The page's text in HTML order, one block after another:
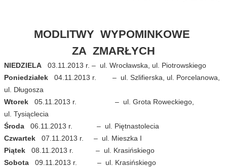
MODLITWY WYPOMINKOWE
ZA ZMARŁYCH
NIEDZIELA 03.11.2013 r. – ul. Wrocławska, ul. Piotrowskiego
Poniedziałek 04.11.2013 r. – ul. Szlifierska, ul. Porcelanowa,
ul. Długosza
Wtorek 05.11.2013 r. – ul. Grota Roweckiego,
ul. Tysiąclecia
Środa 06.11.2013 r. – ul. Piętnastolecia
Czwartek 07.11.2013 r. – ul. Mieszka I
Piątek 08.11.2013 r. – ul. Krasińskiego
Sobota 09.11.2013 r. – ul. Krasińskiego